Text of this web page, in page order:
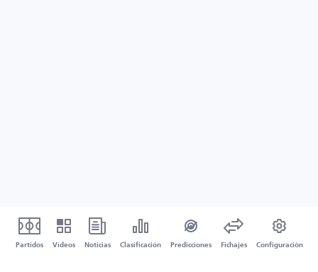
Partidos Vídeos Noticias Clasificación Predicciones Fichajes Configuración